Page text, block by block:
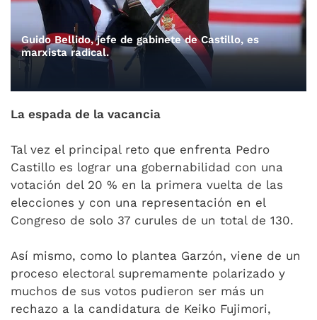
Guido Bellido, jefe de gabinete de Castillo, es
marxista radical.
La espada de la vacancia
Tal vez el principal reto que enfrenta Pedro
Castillo es lograr una gobernabilidad con una
votación del 20 % en la primera vuelta de las
elecciones y con una representación en el
Congreso de solo 37 curules de un total de 130.
Así mismo, como lo plantea Garzón, viene de un
proceso electoral supremamente polarizado y
muchos de sus votos pudieron ser más un
rechazo a la candidatura de Keiko Fujimori,